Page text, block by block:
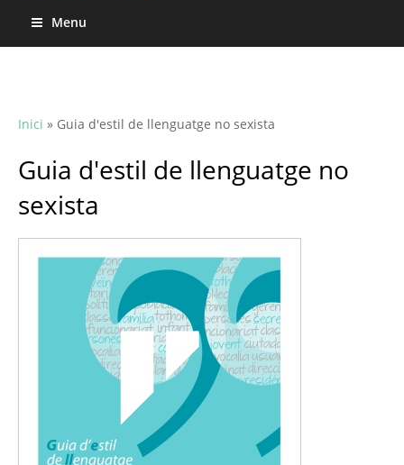
Menu
Inici » Guia d'estil de llenguatge no sexista
Guia d'estil de llenguatge no
sexista